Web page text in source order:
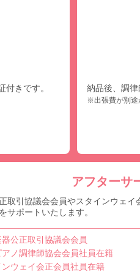
付きです。
納品後、調律
※出張費が別途
アフターサ
取引協議会会員やスタインウェ
サポートいたします。
公正取引協議会会員
アノ調律師協会会員社員在籍
ンウェイ会正会員社員在籍